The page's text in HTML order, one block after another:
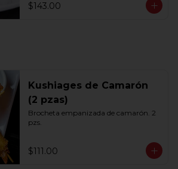
$143.00
Kushiages de Camarón
(2 pzas)
Brocheta empanizada de camarón. 2
pzs.
$111.00